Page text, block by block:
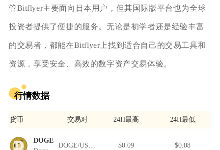
管Bitflyer主要面向日本用户，但其国际版平台也为全球
投资者提供了便捷的服务。无论是初学者还是经验丰富
的交易者，都能在Bitflyer上找到适合自己的交易工具和
资源，享受安全、高效的数字资产交易体验。
行情数据
货币 交易对 24H最高 24H最低
DOGE
$0.09 $0.08